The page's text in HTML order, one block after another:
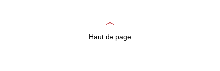
Haut de page